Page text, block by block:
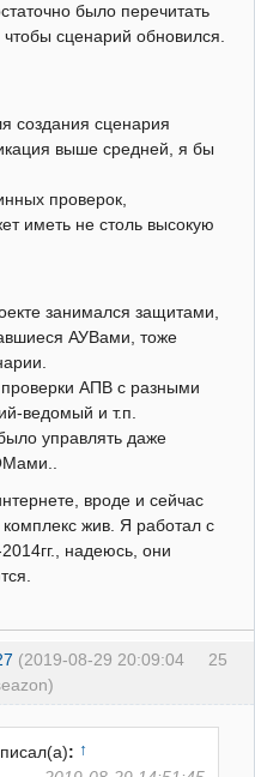
было перечитать
сценарий обновился.
создания сценария
выше средней, я бы
проверок,
иметь не столь высокую
занимался защитами,
АУВами, тоже
АПВ с разными
ведомый и т.п.
управлять даже
вроде и сейчас
жив. Я работал с
надеюсь, они
25
(2019-08-29 20:09:04
писал(а): ↑